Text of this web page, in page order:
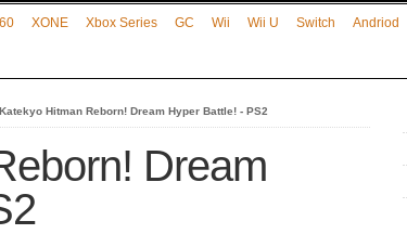
XONE Xbox Series GC Wii Wii U Switch Andriod
Katekyo Hitman Reborn! Dream Hyper Battle! - PS2
Dream